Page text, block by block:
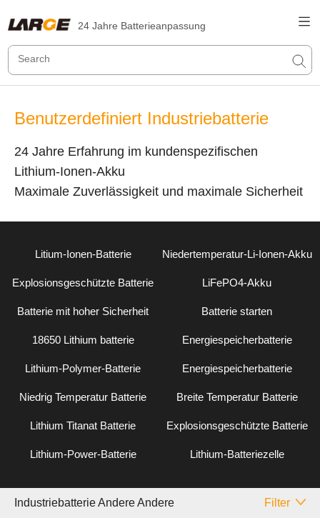
24 Jahre Batterieanpassung
Benutzerdefiniert Industriebatterie
24 Jahre Erfahrung im kundenspezifischen
Lithium-Ionen-Akku
Maximale Zuverlässigkeit und maximale Sicherheit
Litium-Ionen-Batterie Niedertemperatur-Li-Ionen-Akku
Explosionsgeschützte Batterie LiFePO4-Akku
Batterie mit hoher Sicherheit Batterie starten
18650 Lithium batterie Energiespeicherbatterie
Lithium-Polymer-Batterie Energiespeicherbatterie
Niedrig Temperatur Batterie Breite Temperatur Batterie
Lithium Titanat Batterie Explosionsgeschützte Batterie
Lithium-Power-Batterie Lithium-Batteriezelle
Industriebatterie Andere Andere Filter